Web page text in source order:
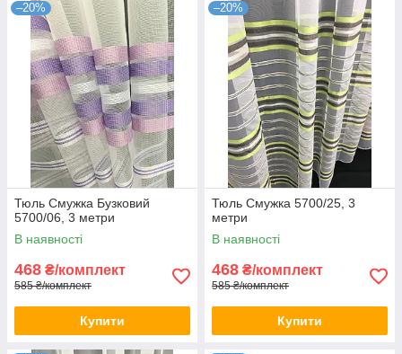
–20%
Тюль Смужка Бузковий
5700/06, 3 метри
В наявності
468 ₴/комплект
585 ₴/комплект
Купити
–20%
Тюль Смужка 5700/25, 3
метри
В наявності
468 ₴/комплект
585 ₴/комплект
Купити